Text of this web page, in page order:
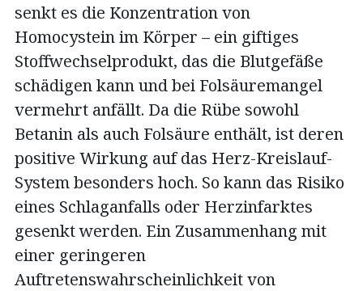
senkt es die Konzentration von
Homocystein im Körper – ein giftiges
Stoffwechselprodukt, das die Blutgefäße
schädigen kann und bei Folsäuremangel
vermehrt anfällt. Da die Rübe sowohl
Betanin als auch Folsäure enthält, ist deren
positive Wirkung auf das Herz-Kreislauf-
System besonders hoch. So kann das Risiko
eines Schlaganfalls oder Herzinfarktes
gesenkt werden. Ein Zusammenhang mit
einer geringeren
Auftretenswahrscheinlichkeit von